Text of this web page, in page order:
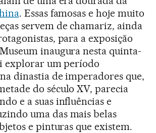
. Essas famosas e hoje muito
servem de chamariz, ainda
para a exposição
inaugura nesta quinta-
explorar um período
dinastia de imperadores que,
do século XV, parecia
e a suas influências e
uma das mais belas
e pinturas que existem.